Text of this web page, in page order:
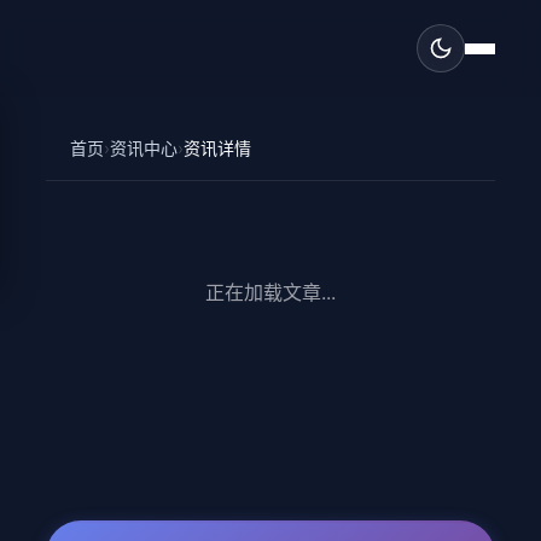
首页›资讯中心›资讯详情
正在加载文章...